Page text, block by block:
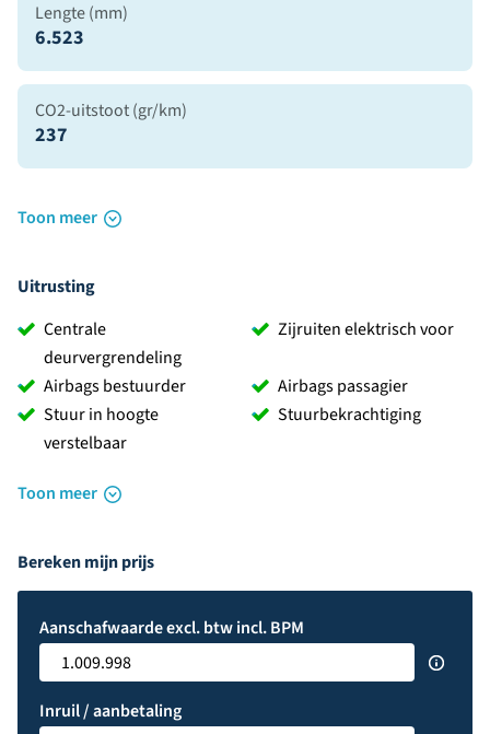
Lengte (mm)
6.523
CO2-uitstoot (gr/km)
237
Toon meer
Uitrusting
Centrale
deurvergrendeling
Zijruiten elektrisch voor
Airbags bestuurder
Airbags passagier
Stuur in hoogte
verstelbaar
Stuurbekrachtiging
Toon meer
Bereken mijn prijs
Aanschafwaarde excl. btw incl. BPM
Inruil / aanbetaling